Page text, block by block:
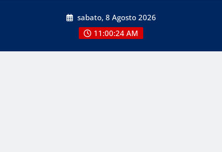
sabato, 8 Agosto 2026
11:00:24 AM